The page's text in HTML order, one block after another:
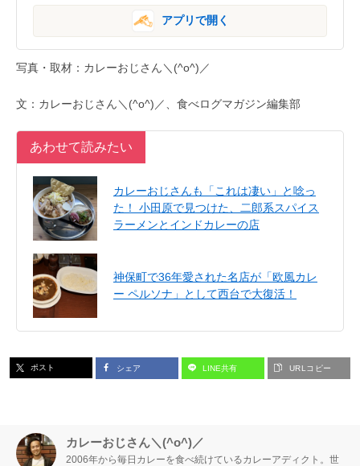
アプリで開く
写真・取材：カレーおじさん＼(^o^)／
文：カレーおじさん＼(^o^)／、食べログマガジン編集部
あわせて読みたい
カレーおじさんも「これは凄い」と唸っ
た！ 小田原で見つけた、二郎系スパイス
ラーメンとインドカレーの店
神保町で36年愛された名店が「欧風カレ
ー ペルソナ」として西台で大復活！
ポスト シェア LINE共有 URLコピー
カレーおじさん＼(^o^)／
2006年から毎日カレーを食べ続けているカレーアディクト。世